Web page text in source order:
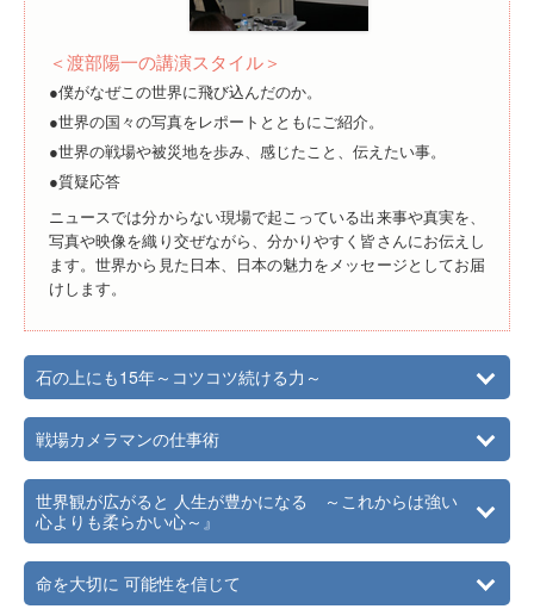
＜渡部陽一の講演スタイル＞
●僕がなぜこの世界に飛び込んだのか。
●世界の国々の写真をレポートとともにご紹介。
●世界の戦場や被災地を歩み、感じたこと、伝えたい事。
●質疑応答
ニュースでは分からない現場で起こっている出来事や真実を、
写真や映像を織り交ぜながら、分かりやすく皆さんにお伝えし
ます。世界から見た日本、日本の魅力をメッセージとしてお届
けします。
石の上にも15年～コツコツ続ける力～
戦場カメラマンの仕事術
世界観が広がると 人生が豊かになる ～これからは強い
心よりも柔らかい心～』
命を大切に 可能性を信じて